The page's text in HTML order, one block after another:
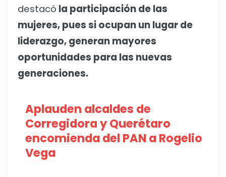
destacó la participación de las
mujeres, pues si ocupan un lugar de
liderazgo, generan mayores
oportunidades para las nuevas
generaciones.
Aplauden alcaldes de
Corregidora y Querétaro
encomienda del PAN a Rogelio
Vega